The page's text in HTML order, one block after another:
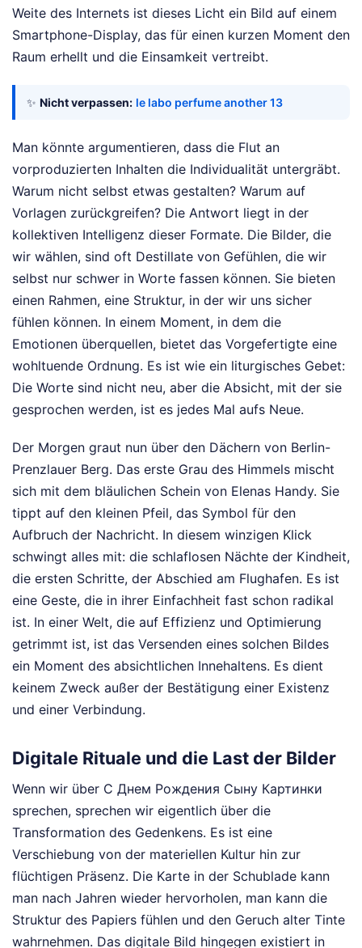
Weite des Internets ist dieses Licht ein Bild auf einem
Smartphone-Display, das für einen kurzen Moment den
Raum erhellt und die Einsamkeit vertreibt.
✨ Nicht verpassen: le labo perfume another 13
Man könnte argumentieren, dass die Flut an
vorproduzierten Inhalten die Individualität untergräbt.
Warum nicht selbst etwas gestalten? Warum auf
Vorlagen zurückgreifen? Die Antwort liegt in der
kollektiven Intelligenz dieser Formate. Die Bilder, die
wir wählen, sind oft Destillate von Gefühlen, die wir
selbst nur schwer in Worte fassen können. Sie bieten
einen Rahmen, eine Struktur, in der wir uns sicher
fühlen können. In einem Moment, in dem die
Emotionen überquellen, bietet das Vorgefertigte eine
wohltuende Ordnung. Es ist wie ein liturgisches Gebet:
Die Worte sind nicht neu, aber die Absicht, mit der sie
gesprochen werden, ist es jedes Mal aufs Neue.
Der Morgen graut nun über den Dächern von Berlin-
Prenzlauer Berg. Das erste Grau des Himmels mischt
sich mit dem bläulichen Schein von Elenas Handy. Sie
tippt auf den kleinen Pfeil, das Symbol für den
Aufbruch der Nachricht. In diesem winzigen Klick
schwingt alles mit: die schlaflosen Nächte der Kindheit,
die ersten Schritte, der Abschied am Flughafen. Es ist
eine Geste, die in ihrer Einfachheit fast schon radikal
ist. In einer Welt, die auf Effizienz und Optimierung
getrimmt ist, ist das Versenden eines solchen Bildes
ein Moment des absichtlichen Innehaltens. Es dient
keinem Zweck außer der Bestätigung einer Existenz
und einer Verbindung.
Digitale Rituale und die Last der Bilder
Wenn wir über С Днем Рождения Сыну Картинки
sprechen, sprechen wir eigentlich über die
Transformation des Gedenkens. Es ist eine
Verschiebung von der materiellen Kultur hin zur
flüchtigen Präsenz. Die Karte in der Schublade kann
man nach Jahren wieder hervorholen, man kann die
Struktur des Papiers fühlen und den Geruch alter Tinte
wahrnehmen. Das digitale Bild hingegen existiert in